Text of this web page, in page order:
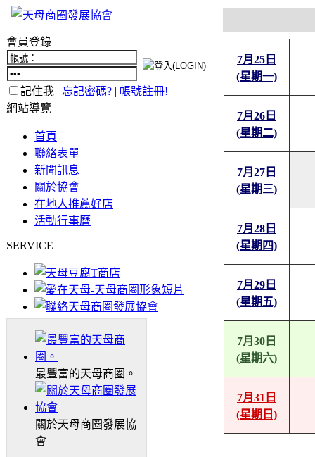
會員登錄
記住我 | 忘記密碼? | 帳號註冊!
網站導覽
首頁
聯絡表單
新聞訊息
關於協會
在地人推薦好店
活動行事曆
SERVICE
最豐富的天母商圈。
關於天母商圈發展協
會
7月25日
(星期一)
7月26日
(星期二)
7月27日
(星期三)
7月28日
(星期四)
7月29日
(星期五)
7月30日
(星期六)
7月31日
(星期日)